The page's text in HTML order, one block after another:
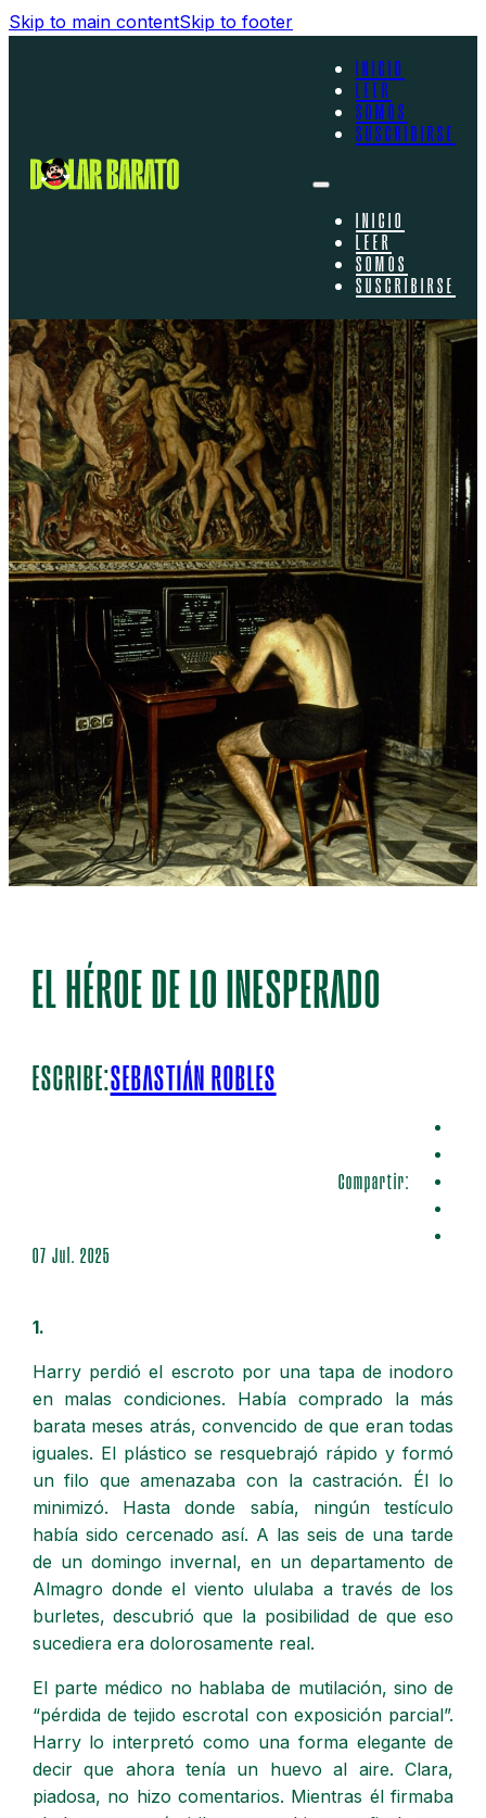
Skip to main contentSkip to footer
INICIO
LEER
SOMOS
SUSCRIBIRSE
INICIO
LEER
SOMOS
SUSCRIBIRSE
EL HÉROE DE LO INESPERADO
ESCRIBE:SEBASTIÁN ROBLES
07 Jul. 2025
Compartir:
1.
Harry perdió el escroto por una tapa de inodoro
en malas condiciones. Había comprado la más
barata meses atrás, convencido de que eran todas
iguales. El plástico se resquebrajó rápido y formó
un filo que amenazaba con la castración. Él lo
minimizó. Hasta donde sabía, ningún testículo
había sido cercenado así. A las seis de una tarde
de un domingo invernal, en un departamento de
Almagro donde el viento ululaba a través de los
burletes, descubrió que la posibilidad de que eso
sucediera era dolorosamente real.
El parte médico no hablaba de mutilación, sino de
“pérdida de tejido escrotal con exposición parcial”.
Harry lo interpretó como una forma elegante de
decir que ahora tenía un huevo al aire. Clara,
piadosa, no hizo comentarios. Mientras él firmaba